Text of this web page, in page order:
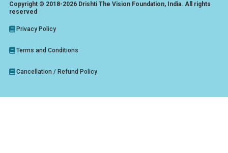
Copyright © 2018-2026 Drishti The Vision Foundation, India. All rights
reserved
Privacy Policy
Terms and Conditions
Cancellation / Refund Policy